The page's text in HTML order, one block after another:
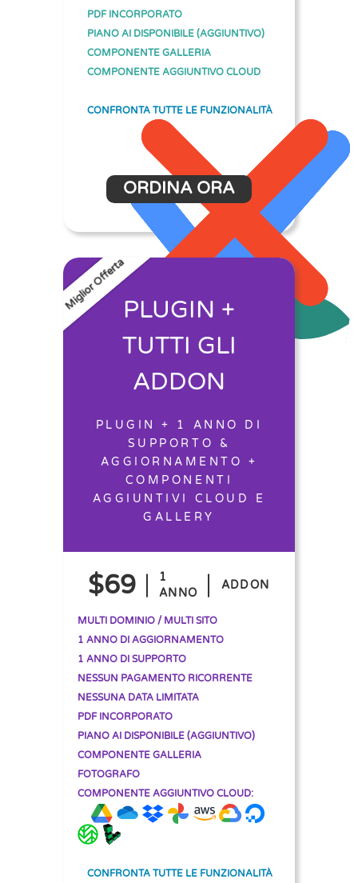
PDF INCORPORATO
PIANO AI DISPONIBILE (AGGIUNTIVO)
COMPONENTE GALLERIA
COMPONENTE AGGIUNTIVO CLOUD
CONFRONTA TUTTE LE FUNZIONALITÀ
ORDINA ORA
Miglior OffertaPLUGIN +
TUTTI GLI
ADDON
PLUGIN + 1 ANNO DI
SUPPORTO &
AGGIORNAMENTO +
COMPONENTI
AGGIUNTIVI CLOUD E
GALLERY
$69
1
ANNO
ADDON
MULTI DOMINIO / MULTI SITO
1 ANNO DI AGGIORNAMENTO
1 ANNO DI SUPPORTO
NESSUN PAGAMENTO RICORRENTE
NESSUNA DATA LIMITATA
PDF INCORPORATO
PIANO AI DISPONIBILE (AGGIUNTIVO)
COMPONENTE GALLERIA
FOTOGRAFO
COMPONENTE AGGIUNTIVO CLOUD:
CONFRONTA TUTTE LE FUNZIONALITÀ